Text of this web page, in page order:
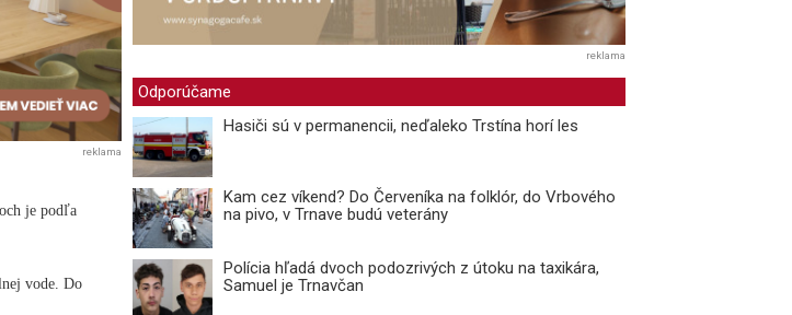
reklama
je podľa
vode. Do
reklama
Odporúčame
Hasiči sú v permanencii, neďaleko Trstína horí les
Kam cez víkend? Do Červeníka na folklór, do Vrbového
na pivo, v Trnave budú veterány
Polícia hľadá dvoch podozrivých z útoku na taxikára,
Samuel je Trnavčan